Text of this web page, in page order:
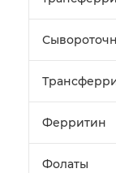
Ферритин
Фолаты